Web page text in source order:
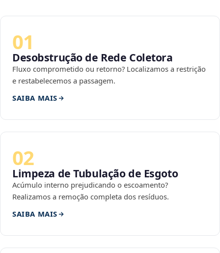
01
Desobstrução de Rede Coletora
Fluxo comprometido ou retorno? Localizamos a restrição
e restabelecemos a passagem.
SAIBA MAIS
02
Limpeza de Tubulação de Esgoto
Acúmulo interno prejudicando o escoamento?
Realizamos a remoção completa dos resíduos.
SAIBA MAIS